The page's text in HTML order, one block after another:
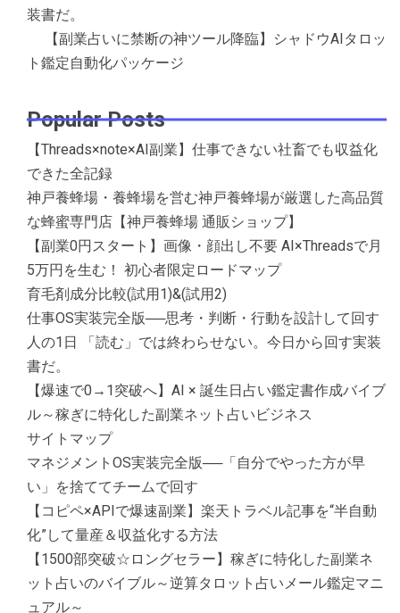
装書だ。
【副業占いに禁断の神ツール降臨】シャドウAIタロッ
ト鑑定自動化パッケージ
Popular Posts
【Threads×note×AI副業】仕事できない社畜でも収益化
できた全記録
神戸養蜂場・養蜂場を営む神戸養蜂場が厳選した高品質
な蜂蜜専門店【神戸養蜂場 通販ショップ】
【副業0円スタート】画像・顔出し不要 AI×Threadsで月
5万円を生む！ 初心者限定ロードマップ
育毛剤成分比較(試用1)&(試用2)
仕事OS実装完全版──思考・判断・行動を設計して回す
人の1日 「読む」では終わらせない。今日から回す実装
書だ。
【爆速で0→1突破へ】AI × 誕生日占い鑑定書作成バイブ
ル～稼ぎに特化した副業ネット占いビジネス
サイトマップ
マネジメントOS実装完全版──「自分でやった方が早
い」を捨ててチームで回す
【コピペ×APIで爆速副業】楽天トラベル記事を“半自動
化”して量産＆収益化する方法
【1500部突破☆ロングセラー】稼ぎに特化した副業ネ
ット占いのバイブル～逆算タロット占いメール鑑定マニ
ュアル～